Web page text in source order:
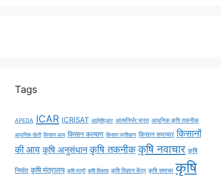
Tags
APEDA ICAR ICRISAT आईसीएआर आत्मनिर्भर भारत आधुनिक कृषि तकनीक
आधुनिक खेती किसान आय किसान कल्याण किसान प्रशिक्षण किसान समाचार किसानों
की आय कृषि अनुसंधान कृषि तकनीक कृषि नवाचार कृषि
निर्यात कृषि मंत्रालय कृषि मंत्री कृषि विकास कृषि विज्ञान केंद्र कृषि समाचर कृषि